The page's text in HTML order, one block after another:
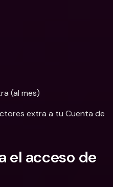
(al mes)
extra a tu Cuenta de
el acceso de